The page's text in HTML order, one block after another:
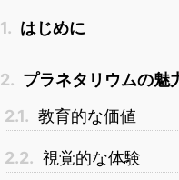
1. はじめに
2. プラネタリウムの魅
2.1. 教育的な価値
2.2. 視覚的な体験